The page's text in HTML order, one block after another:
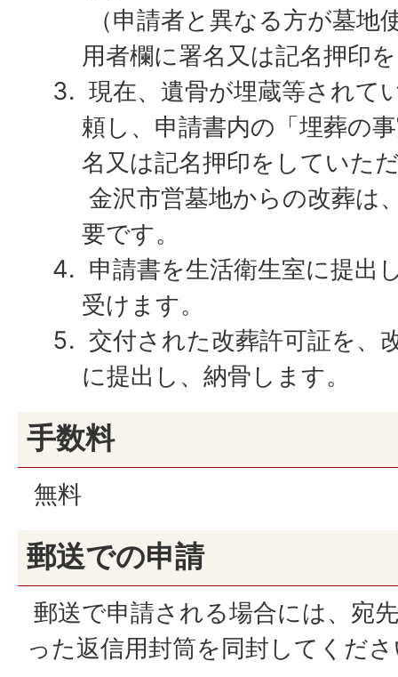
（申請者と異なる方が墓地
用者欄に署名又は記名押印
現在、遺骨が埋蔵等されて
頼し、申請書内の「埋葬の
名又は記名押印をしていた
金沢市営墓地からの改葬は
要です。
申請書を生活衛生室に提出
受けます。
交付された改葬許可証を、
に提出し、納骨します。
手数料
無料
郵送での申請
郵送で申請される場合には、宛
った返信用封筒を同封してくだ